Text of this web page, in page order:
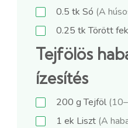
0.5 tk Só (A
0.25 tkTörött
Tejfölös
ízesítés
200 gTejföl
1 ek Liszt (A